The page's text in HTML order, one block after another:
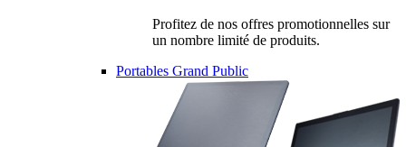
Profitez de nos offres promotionnelles sur
un nombre limité de produits.
Portables Grand Public